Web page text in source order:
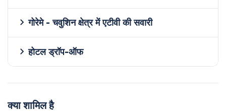
गोरेमे - चवुशिन क्षेत्र में एटीवी की सवारी
होटल ड्रॉप-ऑफ
क्या शामिल है